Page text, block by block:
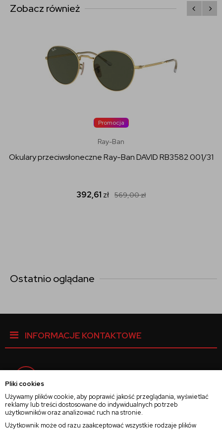
Pliki cookies
Używamy plików cookie, aby poprawić jakość przeglądania, wyświetlać
reklamy lub treści dostosowane do indywidualnych potrzeb
użytkowników oraz analizować ruch na stronie.
Użytkownik może od razu zaakceptować wszystkie rodzaje plików
Zobacz również
Promocja
Ray-Ban
Okulary przeciwsłoneczne Ray-Ban DAVID RB3582 001/31
392,61 zł 569,00zł
Ostatnio oglądane
INFORMACJE KONTAKTOWE
Instagram